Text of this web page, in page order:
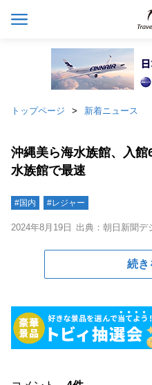
トップページ 新着ニュース
沖縄美ら海水族館、入
水族館で最速
#国内 #レジャー
2024年8月19日 出典：朝日新聞デ
続き